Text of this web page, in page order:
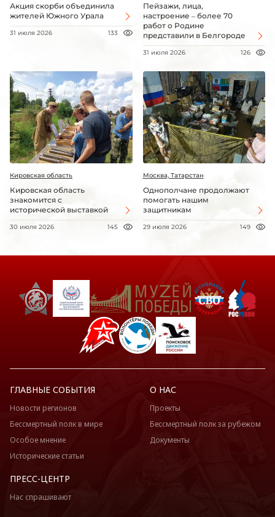
Акция скорби объединила
жителей Южного Урала
31 июля 2026 133
Пейзажи, лица,
настроение – более 70
работ о Родине
представили в Белгороде
31 июля 2026 126
Кировская область
Кировская область
знакомится с
исторической выставкой
30 июля 2026 145
Москва, Татарстан
Однополчане продолжают
помогать нашим
защитникам
29 июля 2026 149
ГЛАВНЫЕ СОБЫТИЯ
Новости регионов
Бессмертный полк в мире
Особое мнение
Исторические статьи
О НАС
Проекты
Бессмертный полк за рубежом
Документы
ПРЕСС-ЦЕНТР
Нас спрашивают